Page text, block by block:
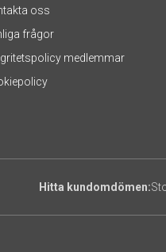
oss
frågor
medlemmar
Hitta kundomdömen: